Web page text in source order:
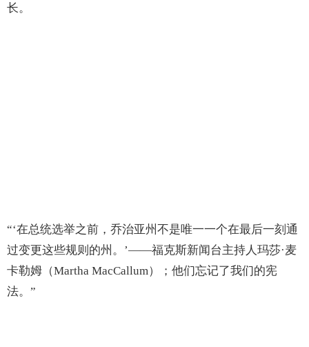
长。
“‘在总统选举之前，乔治亚州不是唯一一个在最后一刻通
过变更这些规则的州。’——福克斯新闻台主持人玛莎·麦
卡勒姆（Martha MacCallum）；他们忘记了我们的宪
法。”